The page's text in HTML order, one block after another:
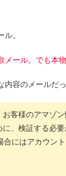
。
ール。でも本
内容のメールだっ
客様のアマゾ
、検証する必要
にはアカウント